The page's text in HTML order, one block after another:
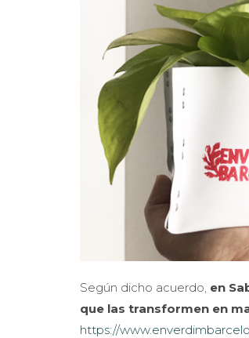
Según dicho acuerdo, en
que las transformen en
https://